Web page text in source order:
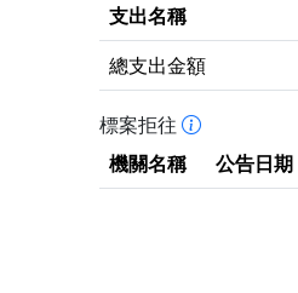
支出名稱
總支出金額
標案拒往
機關名稱
公告日期